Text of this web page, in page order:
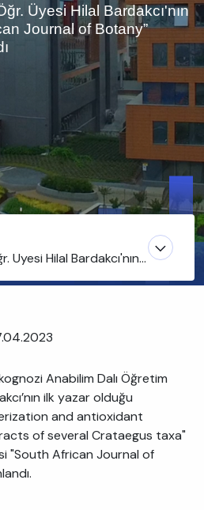
Üyesi Hilal Bardakcı'nın
Journal of Botany”
Üyesi Hilal Bardakcı'nın
Anabilim Dalı Öğretim
ilk yazar olduğu
and antioxidant
of several Crataegus taxa"
"South African Journal of